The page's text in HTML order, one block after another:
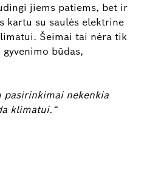
jiems patiems, bet ir
kartu su saulės elektrine
Šeimai tai nėra tik
būdas,
pasirinkimai nekenkia
klimatui.“